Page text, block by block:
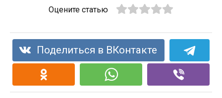
Оцените статью
Поделиться в ВКонтакте